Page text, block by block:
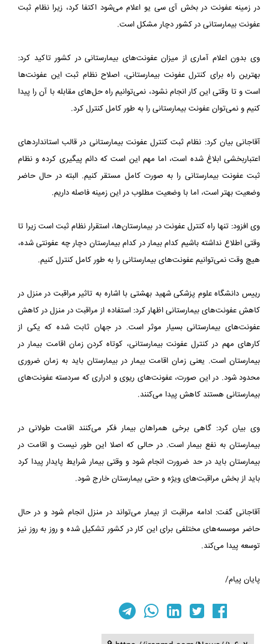
در زمینه عفونت در بخش آی سی یو اعلام می‌شود اکتفا کرد، زیرا نظام ثبت
عفونت بیمارستانی در کشور دچار مشکل است.
وی بدون اعلام آماری از میزان عفونت‌های بیمارستانی در کشور تاکید کرد:
بهترین راه برای کنترل عفونت بیمارستانی، اصلاح نظام ثبت این عفونت‌ها
است و تا وقتی این کار انجام نشود، نمی‌توانیم راه حل‌های مقابله با آن را پیدا
کنیم و نمی‌توان عفونت بیمارستانی را به طور کامل کنترل کرد.
آقاجانی بیان کرد: نظام ثبت کنترل عفونت بیمارستانی در قالب استانداردهای
اعتباربخشی ابلاغ شده است، اما مهم این است که دائم پیگیری کرده و نظام
ثبت عفونت بیمارستانی را به صورت کامل مستقر کنیم. البته در حال حاضر
وضعیت بهتر است، اما با وضعیت مطلوب در این زمینه فاصله داریم.
وی افزود: تنها راه کنترل عفونت در بیمارستان‌ها، استقرار نظام ثبت است زیرا تا
وقتی اطلاع نداشته باشیم کدام بیمار در کدام بیمارستان دچار چه عفونتی شده،
هیچ وقت نمی‌توانیم عفونت‌های بیمارستانی را به طور کامل کنترل کنیم.
رییس دانشگاه علوم پزشکی شهید بهشتی با اشاره به تاثیر مراقبت در منزل در
کاهش عفونت‌های بیمارستانی اظهار کرد: استفاده از مراقبت در منزل در کاهش
عفونت‌های بیمارستانی بسیار موثر است. در جهان ثابت شده که یکی از
کارهای مهم در کنترل عفونت بیمارستانی، کوتاه کردن زمان اقامت بیمار در
بیمارستان است. یعنی زمان اقامت بیمار در بیمارستان باید به زمان ضروری
محدود شود. در این صورت، عفونت‌های ریوی و ادراری که سردسته عفونت‌های
بیمارستانی هستند کاهش پیدا می‌کنند.
وی بیان کرد: گاهی برخی همراهان بیمار فکر می‌کنند اقامت طولانی در
بیمارستان به نفع بیمار است. در حالی که اصلا این طور نیست و اقامت در
بیمارستان باید در حد ضرورت انجام شود و وقتی بیمار شرایط پایدار پیدا کرد
باید از بخش مراقبت‌های ویژه و حتی بیمارستان خارج شود.
آقاجانی گفت: ادامه مراقبت از بیمار می‌تواند در منزل انجام شود و در حال
حاضر موسسه‌های مختلفی برای این کار در کشور تشکیل شده و روز به روز نیز
توسعه پیدا می‌کند.
پایان پیام/